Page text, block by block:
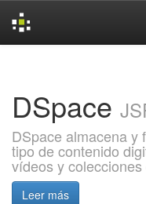
DSpace
DSpace almacena y
tipo de contenido
vídeos y
Leer más